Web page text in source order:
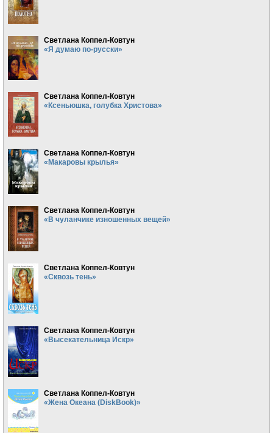
Светлана Коппел-Ковтун
«Я думаю по-русски»
Светлана Коппел-Ковтун
«Ксеньюшка, голубка Христова»
Светлана Коппел-Ковтун
«Макаровы крылья»
Светлана Коппел-Ковтун
«В чуланчике изношенных вещей»
Светлана Коппел-Ковтун
«Сквозь тень»
Светлана Коппел-Ковтун
«Высекательница Искр»
Светлана Коппел-Ковтун
«Жена Океана (DiskBook)»